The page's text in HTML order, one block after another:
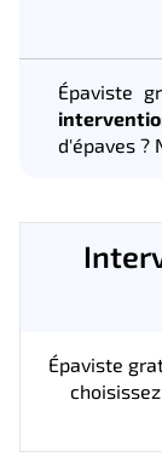
Épaviste
d'épaves ?
Épaviste